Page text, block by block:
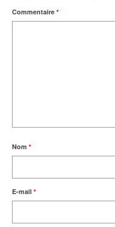
Commentaire *
Nom *
E-mail *